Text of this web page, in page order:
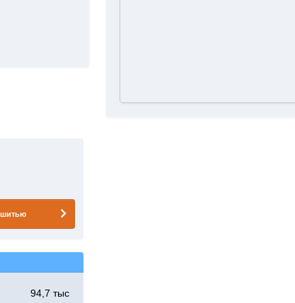
шитью
94,7 тыс